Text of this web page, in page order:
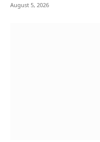
August 5, 2026